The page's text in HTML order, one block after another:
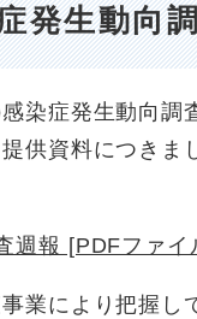
発生動向
染症発生動向調
供資料につきま
週報 [PDFファイ
業により把握し